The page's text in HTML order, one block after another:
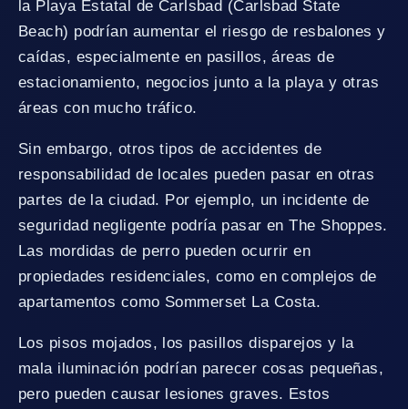
la Playa Estatal de Carlsbad (Carlsbad State
Beach) podrían aumentar el riesgo de resbalones y
caídas, especialmente en pasillos, áreas de
estacionamiento, negocios junto a la playa y otras
áreas con mucho tráfico.
Sin embargo, otros tipos de accidentes de
responsabilidad de locales pueden pasar en otras
partes de la ciudad. Por ejemplo, un incidente de
seguridad negligente podría pasar en The Shoppes.
Las mordidas de perro pueden ocurrir en
propiedades residenciales, como en complejos de
apartamentos como Sommerset La Costa.
Los pisos mojados, los pasillos disparejos y la
mala iluminación podrían parecer cosas pequeñas,
pero pueden causar lesiones graves. Estos